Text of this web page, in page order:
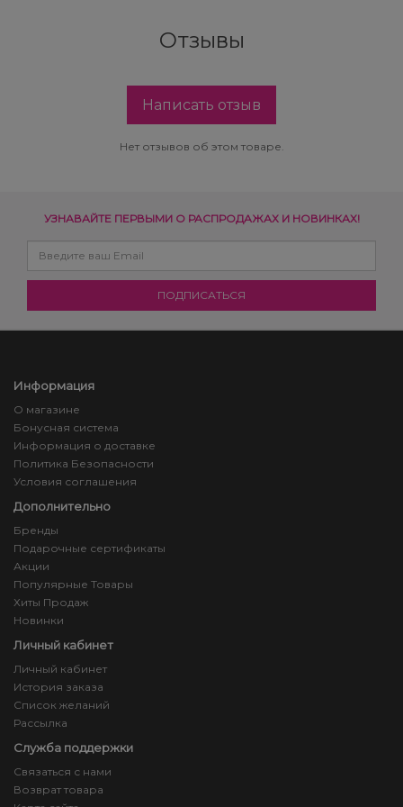
Отзывы
Написать отзыв
Нет отзывов об этом товаре.
УЗНАВАЙТЕ ПЕРВЫМИ О РАСПРОДАЖАХ И НОВИНКАХ!
Информация
О магазине
Бонусная система
Информация о доставке
Политика Безопасности
Условия соглашения
Дополнительно
Бренды
Подарочные сертификаты
Акции
Популярные Товары
Хиты Продаж
Новинки
Личный кабинет
Личный кабинет
История заказа
Список желаний
Рассылка
Служба поддержки
Связаться с нами
Возврат товара